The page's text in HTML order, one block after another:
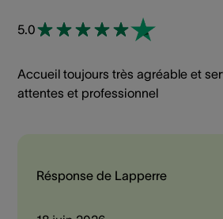
5.0
Accueil toujours très agréable et
attentes et professionnel
Résponse de Lapperre